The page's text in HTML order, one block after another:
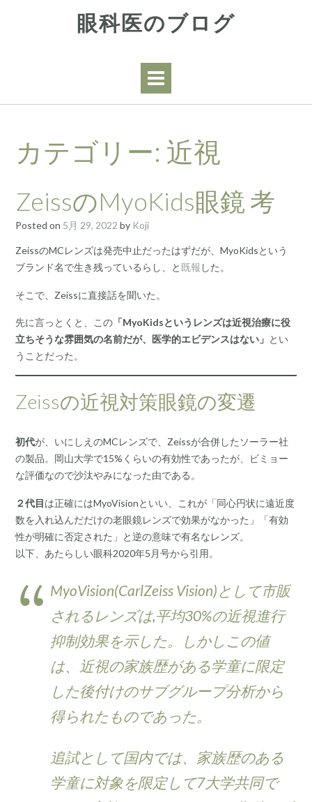
眼科医のブログ
カテゴリー: 近視
ZeissのMyoKids眼鏡 考
Posted on 5月 29, 2022 by Koji
ZeissのMCレンズは発売中止だったはずだが、MyoKidsという
ブランド名で生き残っているらし、と 既報 した。
そこで、Zeissに直接話を聞いた。
先に言っとくと、この 「MyoKidsというレンズは近視治療に役
立ちそうな雰囲気の名前だが、医学的エビデンスはない」 とい
うことだった。
Zeissの近視対策眼鏡の変遷
初代が、いにしえのMCレンズで、Zeissが合併したソーラー社
の製品。岡山大学で15%くらいの有効性であったが、ビミョー
な評価なので沙汰やみになった由である。
２代目は正確にはMyoVisionといい、これが「同心円状に遠近度
数を入れ込んだだけの老眼鏡レンズで効果がなかった」「有効
性が明確に否定された」と逆の意味で有名なレンズ。
以下、あたらしい眼科2020年5月号から引用。
MyoVision(CarlZeiss Vision)として市販
されるレンズは,平均30%の近視進行
抑制効果を示した。しかしこの値
は、近視の家族歴がある学童に限定
した後付けのサブグループ分析から
得られたものであった。
追試として国内では、家族歴のある
学童に対象を限定して7大学共同で